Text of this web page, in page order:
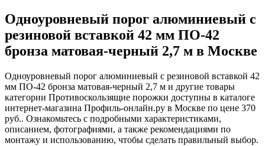
Одноуровневый порог алюминиевый с
резиновой вставкой 42 мм ПО-42
бронза матовая-черный 2,7 м в Москве
Одноуровневый порог алюминиевый с резиновой вставкой 42
мм ПО-42 бронза матовая-черный 2,7 м и другие товары
категории Противоскользящие порожки доступны в каталоге
интернет-магазина Профиль-онлайн.ру в Москве по цене 370
руб.. Ознакомьтесь с подробными характеристиками,
описанием, фотографиями, а также рекомендациями по
монтажу и использованию, чтобы сделать правильный выбор.